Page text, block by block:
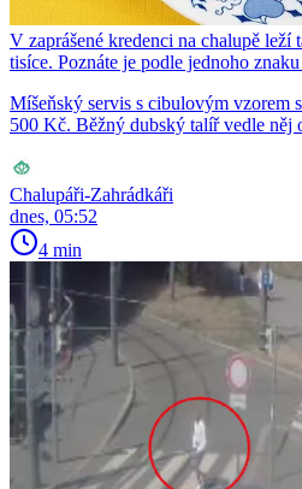
V zaprášené kredenci na chalupě leží
tisíce. Poznáte je podle jednoho
Míšeňský servis s cibulovým vzorem
500 Kč. Běžný dubský talíř vedle něj
Chalupáři-Zahrádkáři
dnes, 05:52
4 min